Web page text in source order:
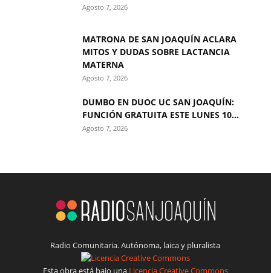
Agosto 7, 2026
MATRONA DE SAN JOAQUÍN ACLARA
MITOS Y DUDAS SOBRE LACTANCIA
MATERNA
Agosto 7, 2026
DUMBO EN DUOC UC SAN JOAQUÍN:
FUNCIÓN GRATUITA ESTE LUNES 10...
Agosto 7, 2026
Radio Comunitaria. Autónoma, laica y pluralista
Esta obra está bajo una Licencia Creative Commons